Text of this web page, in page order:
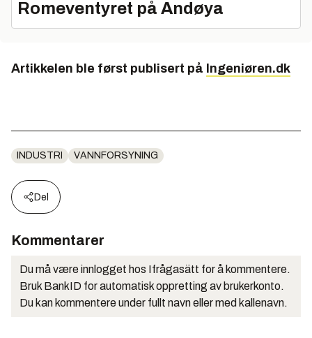
Romeventyret på Andøya
Artikkelen ble først publisert på Ingeniøren.dk
INDUSTRI VANNFORSYNING
Del
Kommentarer
Du må være innlogget hos Ifrågasätt for å kommentere.
Bruk BankID for automatisk oppretting av brukerkonto.
Du kan kommentere under fullt navn eller med kallenavn.